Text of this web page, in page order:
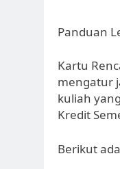
Panduan
Kartu
mengatur
kuliah
Kredit
Berikut